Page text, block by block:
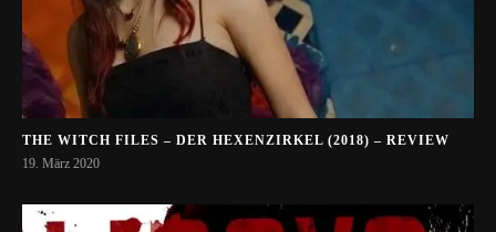
THE WITCH FILES – DER HEXENZIRKEL (2018) – REVIEW
19. März 2020